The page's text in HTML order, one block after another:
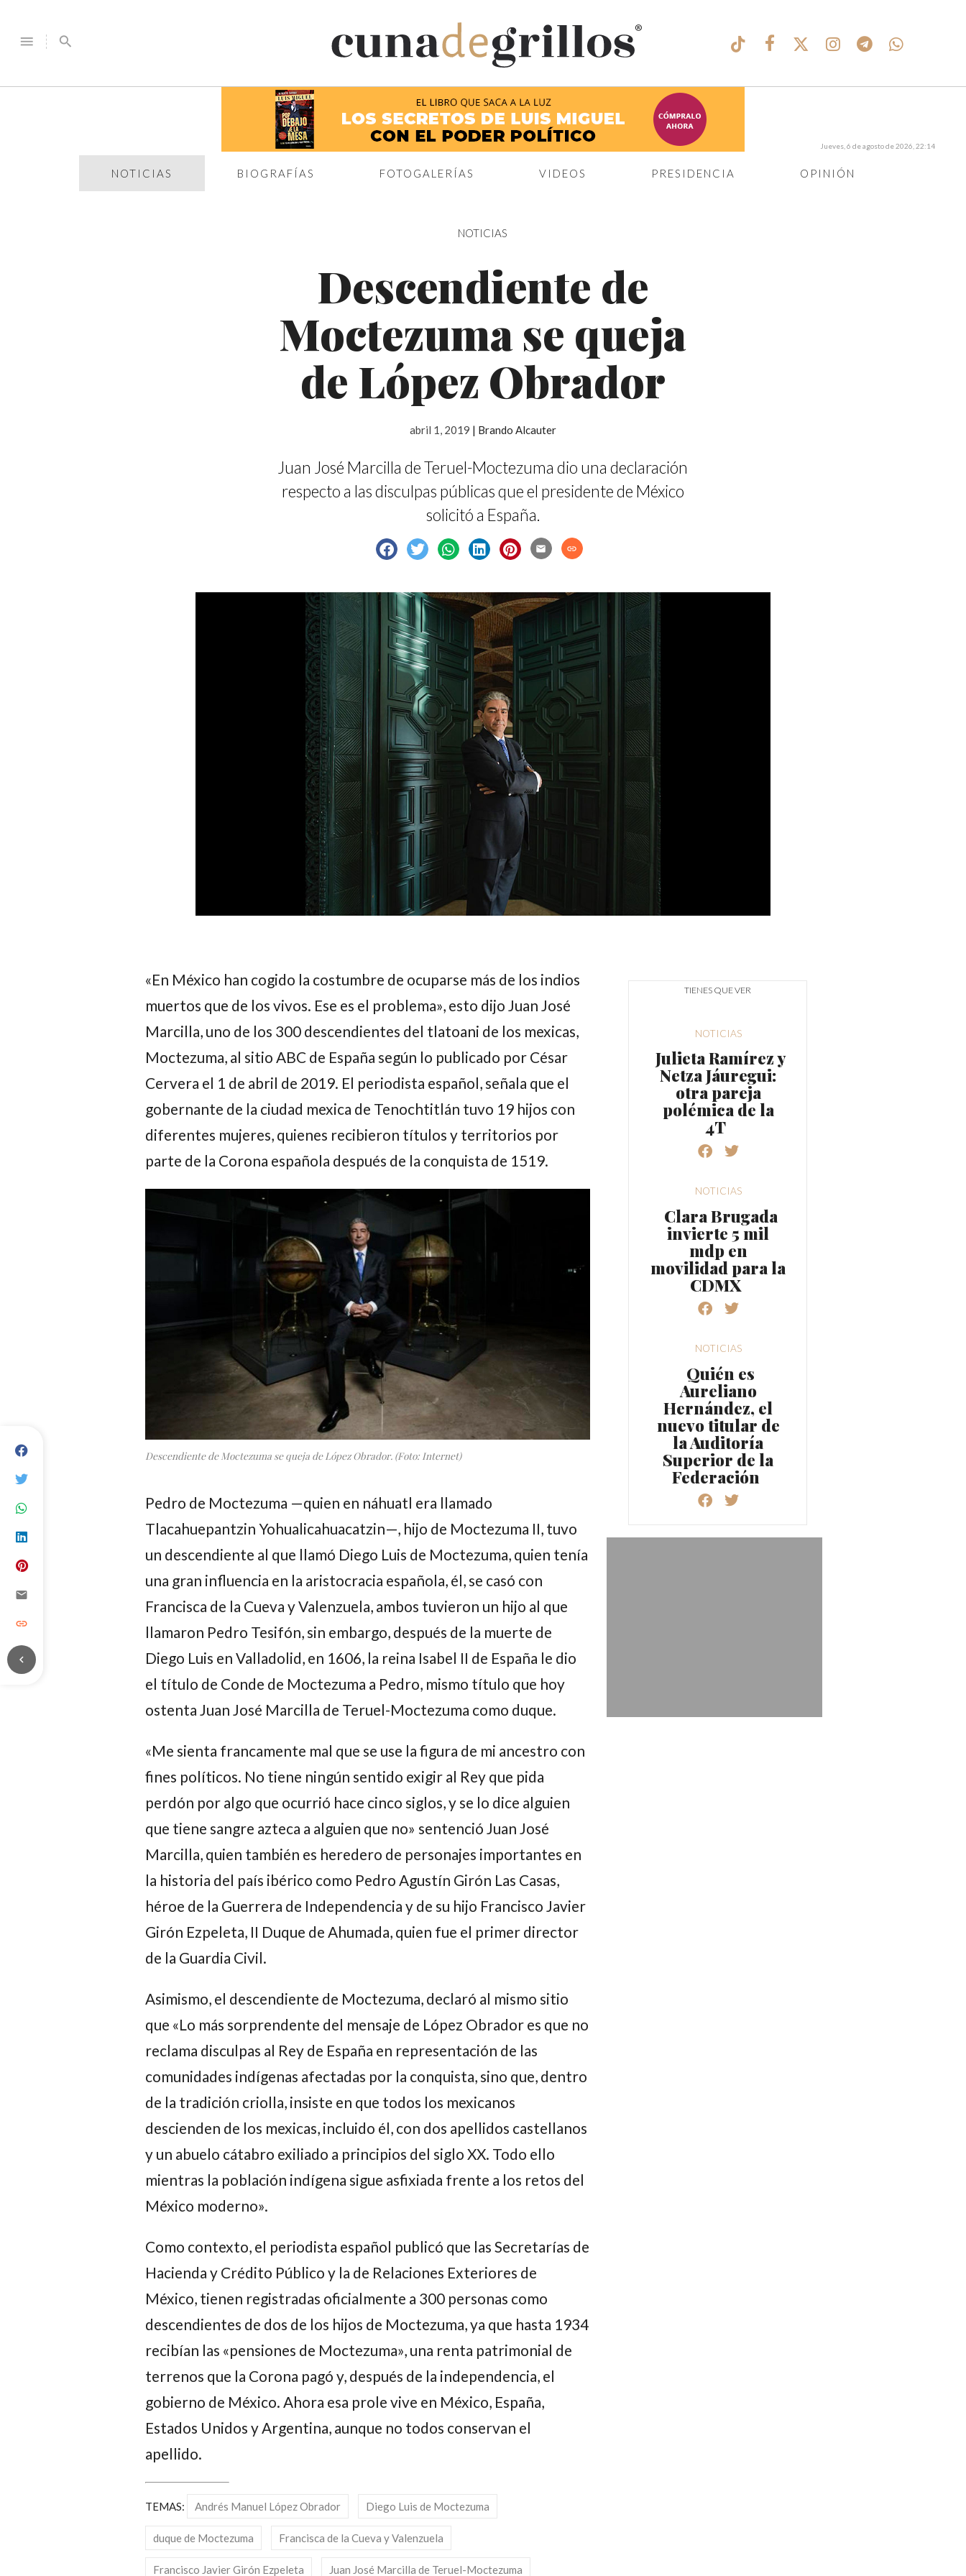
menu search
®
NOTICIAS BIOGRAFÍAS FOTOGALERÍAS VIDEOS PRESIDENCIA OPINIÓN
Jueves, 6 de agosto de 2026, 22:14
email
link
chevron_left
NOTICIAS
Descendiente de
Moctezuma se queja
de López Obrador
abril 1, 2019 | Brando Alcauter
Juan José Marcilla de Teruel-Moctezuma dio una declaración
respecto a las disculpas públicas que el presidente de México
solicitó a España.
email link
«En México han cogido la costumbre de ocuparse más de los indios
muertos que de los vivos. Ese es el problema», esto dijo Juan José
Marcilla, uno de los 300 descendientes del tlatoani de los mexicas,
Moctezuma, al sitio ABC de España según lo publicado por César
Cervera el 1 de abril de 2019. El periodista español, señala que el
gobernante de la ciudad mexica de Tenochtitlán tuvo 19 hijos con
diferentes mujeres, quienes recibieron títulos y territorios por
parte de la Corona española después de la conquista de 1519.
Descendiente de Moctezuma se queja de López Obrador. (Foto: Internet)
Pedro de Moctezuma —quien en náhuatl era llamado
Tlacahuepantzin Yohualicahuacatzin—, hijo de Moctezuma II, tuvo
un descendiente al que llamó Diego Luis de Moctezuma, quien tenía
una gran influencia en la aristocracia española, él, se casó con
Francisca de la Cueva y Valenzuela, ambos tuvieron un hijo al que
llamaron Pedro Tesifón, sin embargo, después de la muerte de
Diego Luis en Valladolid, en 1606, la reina Isabel II de España le dio
el título de Conde de Moctezuma a Pedro, mismo título que hoy
ostenta Juan José Marcilla de Teruel-Moctezuma como duque.
«Me sienta francamente mal que se use la figura de mi ancestro con
fines políticos. No tiene ningún sentido exigir al Rey que pida
perdón por algo que ocurrió hace cinco siglos, y se lo dice alguien
que tiene sangre azteca a alguien que no» sentenció Juan José
Marcilla, quien también es heredero de personajes importantes en
la historia del país ibérico como Pedro Agustín Girón Las Casas,
héroe de la Guerrera de Independencia y de su hijo Francisco Javier
Girón Ezpeleta, II Duque de Ahumada, quien fue el primer director
de la Guardia Civil.
Asimismo, el descendiente de Moctezuma, declaró al mismo sitio
que «Lo más sorprendente del mensaje de López Obrador es que no
reclama disculpas al Rey de España en representación de las
comunidades indígenas afectadas por la conquista, sino que, dentro
de la tradición criolla, insiste en que todos los mexicanos
descienden de los mexicas, incluido él, con dos apellidos castellanos
y un abuelo cátabro exiliado a principios del siglo XX. Todo ello
mientras la población indígena sigue asfixiada frente a los retos del
México moderno».
Como contexto, el periodista español publicó que las Secretarías de
Hacienda y Crédito Público y la de Relaciones Exteriores de
México, tienen registradas oficialmente a 300 personas como
descendientes de dos de los hijos de Moctezuma, ya que hasta 1934
recibían las «pensiones de Moctezuma», una renta patrimonial de
terrenos que la Corona pagó y, después de la independencia, el
gobierno de México. Ahora esa prole vive en México, España,
Estados Unidos y Argentina, aunque no todos conservan el
apellido.
TEMAS: Andrés Manuel López Obrador Diego Luis de Moctezuma
duque de Moctezuma Francisca de la Cueva y Valenzuela
Francisco Javier Girón Ezpeleta Juan José Marcilla de Teruel-Moctezuma
TIENES QUE VER
NOTICIAS
Julieta Ramírez y
Netza Jáuregui:
otra pareja
polémica de la
4T
NOTICIAS
Clara Brugada
invierte 5 mil
mdp en
movilidad para la
CDMX
NOTICIAS
Quién es
Aureliano
Hernández, el
nuevo titular de
la Auditoría
Superior de la
Federación